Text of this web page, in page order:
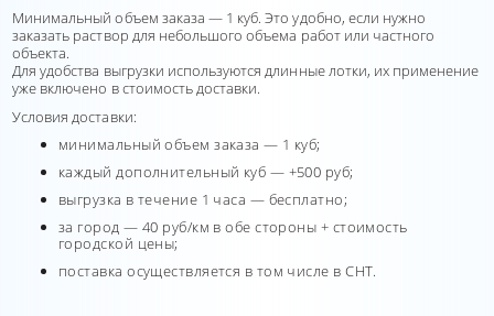
Минимальный объем заказа — 1 куб. Это удобно, если нужно
заказать раствор для небольшого объема работ или частного
объекта.
Для удобства выгрузки используются длинные лотки, их применение
уже включено в стоимость доставки.
Условия доставки:
минимальный объем заказа — 1 куб;
каждый дополнительный куб — +500 руб;
выгрузка в течение 1 часа — бесплатно;
за город — 40 руб/км в обе стороны + стоимость
городской цены;
поставка осуществляется в том числе в СНТ.